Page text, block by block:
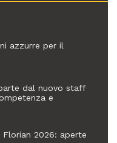
azzurre per il
dal nuovo staff
e
Florian 2026: aperte